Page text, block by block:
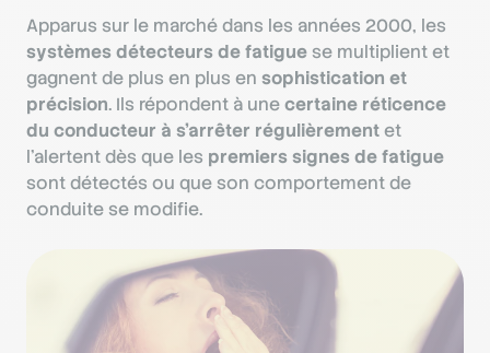
Apparus sur le marché dans les années 2000, les
systèmes détecteurs de fatigue se multiplient et
gagnent de plus en plus en sophistication et
précision. Ils répondent à unecertaine réticence
du conducteur à s’arrêter régulièrementet
l’alertent dès que les premiers signes de fatigue
sont détectés ou que son comportement de
conduite se modifie.